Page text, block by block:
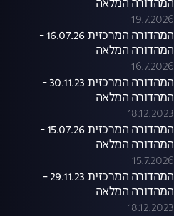
המהדורה המלאה
19.7.2026
המהדורה המרכזית 16.07.26 -
המהדורה המלאה
16.7.2026
המהדורה המרכזית 30.11.23 -
המהדורה המלאה
18.12.2023
המהדורה המרכזית 15.07.26 -
המהדורה המלאה
15.7.2026
המהדורה המרכזית 29.11.23 -
המהדורה המלאה
18.12.2023